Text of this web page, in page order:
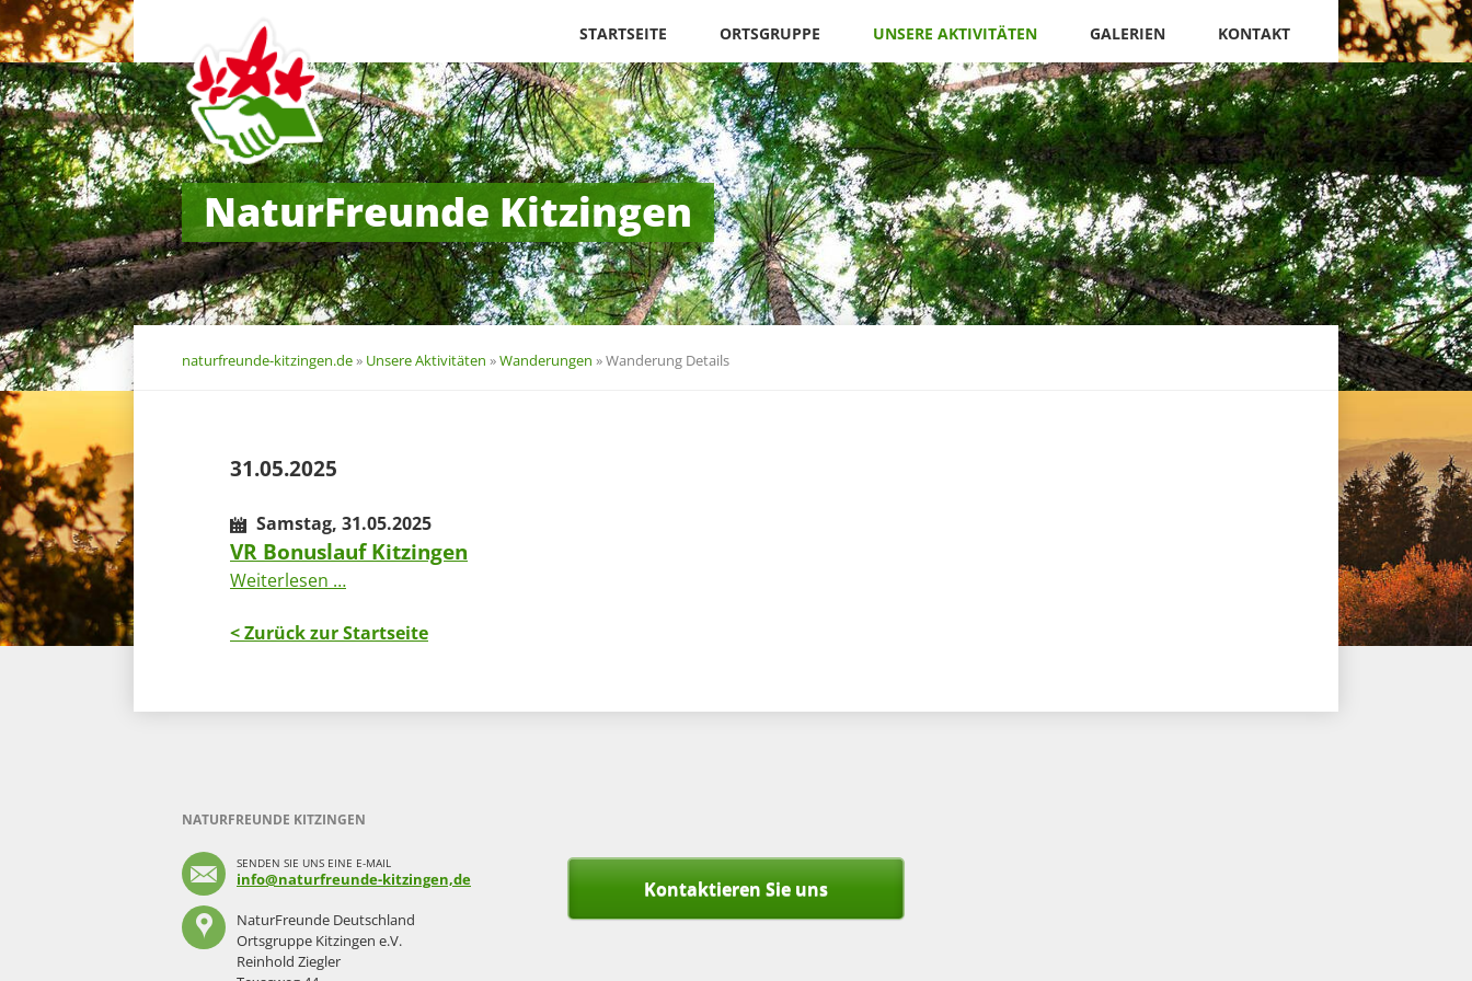
überspringen
STARTSEITE ORTSGRUPPE UNSERE AKTIVITÄTEN GALERIEN KONTAKT
Navigation
überspringen
NaturFreunde Kitzingen
naturfreunde-kitzingen.de» Unsere Aktivitäten »Wanderungen »Wanderung Details
31.05.2025
Samstag, 31.05.2025
VR Bonuslauf Kitzingen
Weiterlesen …VR
Kitzingen
< Zurück zur Startseite
NATURFREUNDE KITZINGEN
SENDEN SIE UNS EINE E-MAIL
info@naturfreunde-kitzingen,de
NaturFreunde Deutschland
Ortsgruppe Kitzingen e.V.
Reinhold Ziegler
Kontaktieren Sie uns